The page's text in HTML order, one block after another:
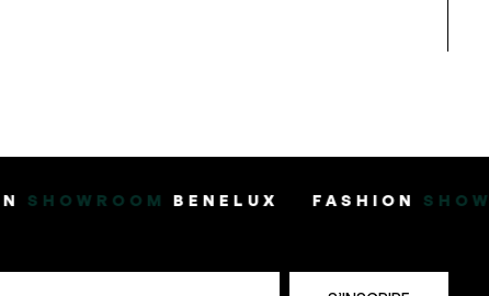
BENELUX FASHION SHOWROOM